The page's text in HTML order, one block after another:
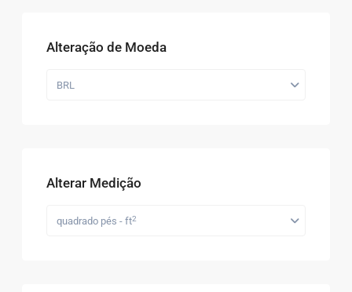
Alteração de Moeda
BRL
Alterar Medição
quadrado pés - ft2